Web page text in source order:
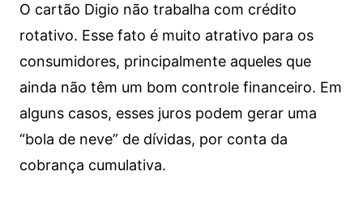
O cartão Digio não trabalha com crédito
rotativo. Esse fato é muito atrativo para os
consumidores, principalmente aqueles que
ainda não têm um bom controle financeiro. Em
alguns casos, esses juros podem gerar uma
“bola de neve” de dívidas, por conta da
cobrança cumulativa.